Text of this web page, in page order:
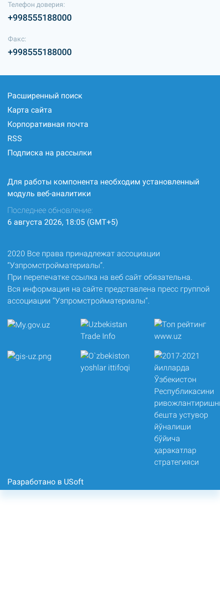
Телефон доверия:
+998555188000
Факс:
+998555188000
Расширенный поиск
Карта сайта
Корпоративная почта
RSS
Подписка на рассылки
Для работы компонента необходим установленный
модуль веб-аналитики
Последнее обновление:
6 августа 2026, 18:05 (GMT+5)
2020 Все права принадлежат ассоциации
“Узпромстройматериалы”.
При перепечатке ссылка на веб сайт обязательна.
Вся информация на сайте представлена пресс группой
ассоциации “Узпромстройматериалы”.
Разработано в USoft